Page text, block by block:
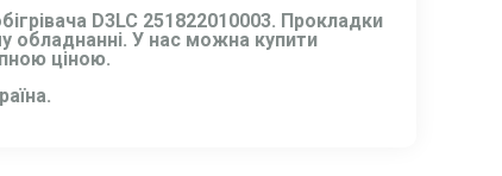
D3LC 251822010003. Прокладки
обладнанні. У нас можна купити
ціною.